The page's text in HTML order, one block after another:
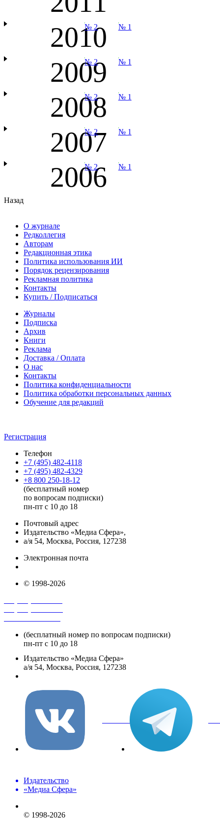
2010
№ 2 № 1
2009
№ 2 № 1
2008
№ 2 № 1
2007
№ 2 № 1
2006
№ 2 № 1
Назад
О журнале
Редколлегия
Авторам
Редакционная этика
Политика использования ИИ
Порядок рецензирования
Рекламная политика
Контакты
Купить / Подписаться
Журналы
Подписка
Архив
Книги
Реклама
Доставка / Оплата
О нас
Контакты
Политика конфиденциальности
Политика обработки персональных данных
Обучение для редакций
Регистрация
Телефон
+7 (495) 482-4118
+7 (495) 482-4329
+8 800 250-18-12
(бесплатный номер
по вопросам подписки)
пн-пт с 10 до 18
Почтовый адрес
Издательство «Медиа Сфера»,
а/я 54, Москва, Россия, 127238
Электронная почта
© 1998-2026
(бесплатный номер по вопросам подписки)
пн-пт с 10 до 18
Издательство «Медиа Сфера»
а/я 54, Москва, Россия, 127238
вКонтакте
Издательство
«Медиа Сфера»
© 1998-2026